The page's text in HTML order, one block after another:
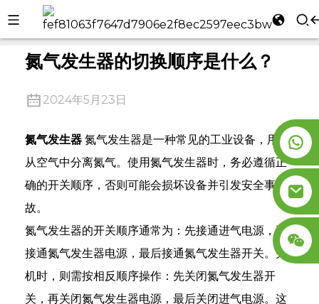
家 公司新闻 氮气发生器的切换顺序是什么？
氮气发生器的切换顺序是什么？
2024年5月23日
氮气发生器 氮气发生器是一种常见的工业设备，用于
从空气中分离氮气。使用氮气发生器时，务必遵循正
确的开关顺序，否则可能会损坏设备并引发安全事
故。
氮气发生器的开关顺序通常为：先接通进气电源，再
接通氮气发生器电源，最后接通氮气发生器开关。关
机时，则需按相反顺序操作：先关闭氮气发生器开
关，再关闭氮气发生器电源，最后关闭进气电源。这